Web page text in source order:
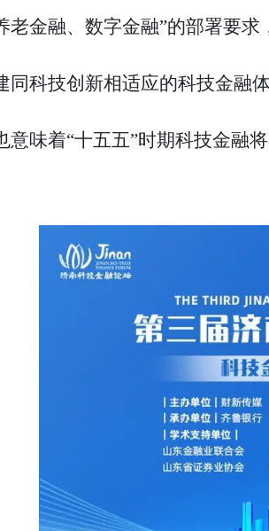
老金融、数字金融”的部署要
同科技创新相适应的科技金融
意味着“十五五”时期科技金融